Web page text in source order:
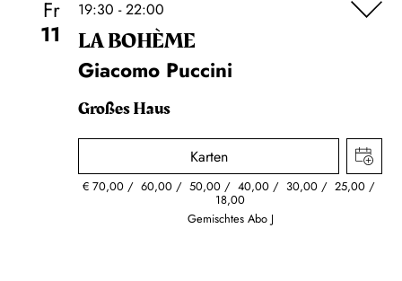
Fr
11
19:30 - 22:00
LA BOHÈME
Giacomo Puccini
Großes Haus
Karten
€ 70,00 60,00 50,00 40,00 30,00 25,00
18,00
Gemischtes Abo J